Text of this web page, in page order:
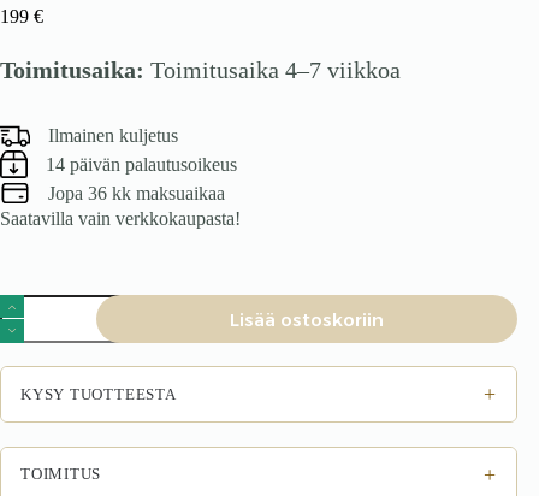
199 €
Toimitusaika: Toimitusaika 4–7 viikkoa
Ilmainen kuljetus
14 päivän palautusoikeus
Jopa 36 kk maksuaikaa
Saatavilla vain verkkokaupasta!
Ruokatuoli
Dievon
3
määrä
Lisää ostoskoriin
KYSY TUOTTEESTA +
TOIMITUS +